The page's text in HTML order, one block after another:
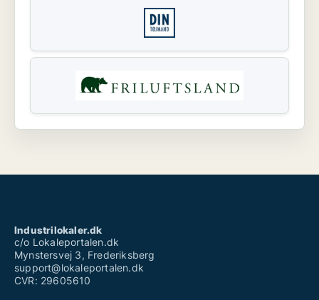
Industrilokaler.dk
c/o Lokaleportalen.dk
Mynstersvej 3, Frederiksberg
support@lokaleportalen.dk
CVR: 29605610